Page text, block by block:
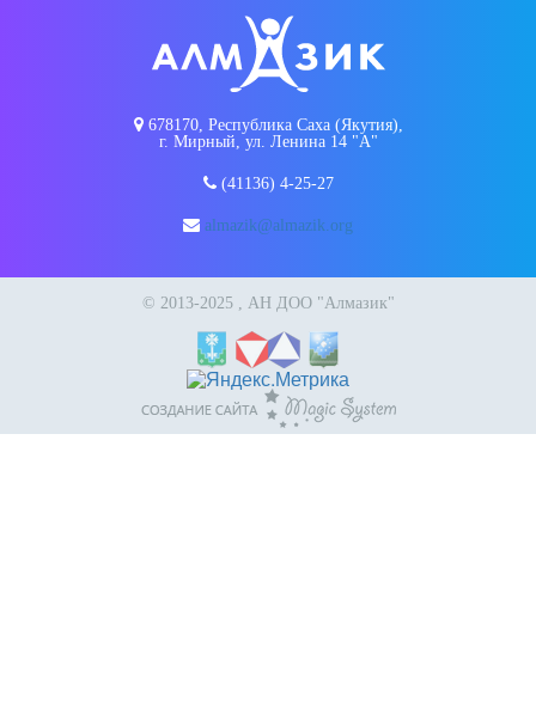
678170, Республика Саха (Якутия),
г. Мирный, ул. Ленина 14 "А"
(41136) 4-25-27
almazik@almazik.org
© 2013-2025 , АН ДОО "Алмазик"